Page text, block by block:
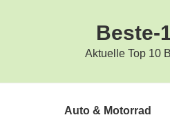
Beste-
Aktuelle Top 10
Auto & Motorrad